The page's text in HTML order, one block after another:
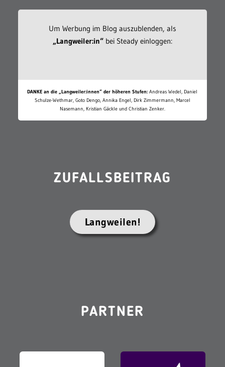
Um Werbung im Blog auszublenden, als
„Langweiler:in“bei Steady einloggen:
DANKE an die „Langweiler:innen“ der höheren Stufen: Andreas Wedel, Daniel
Schulze-Wethmar, Goto Dengo, Annika Engel, Dirk Zimmermann, Marcel
Nasemann, Kristian Gäckle und Christian Zenker.
ZUFALLSBEITRAG
Langweilen!
PARTNER